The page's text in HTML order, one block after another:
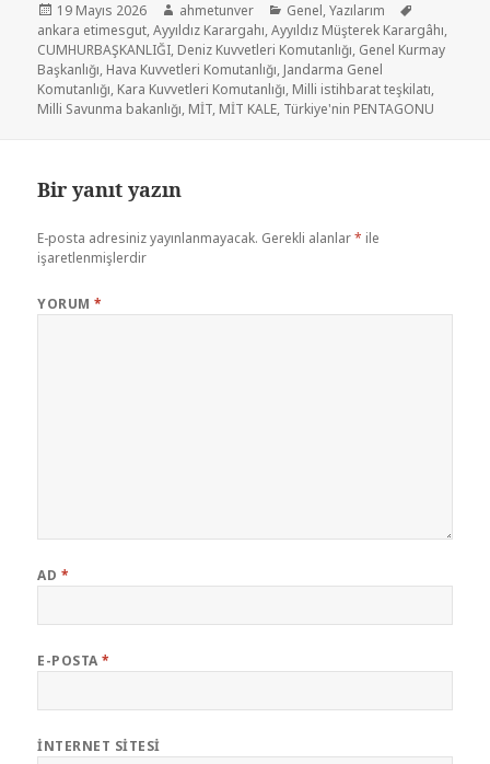
19 Mayıs 2026 ahmetunver Genel,Yazılarım
ankara etimesgut,Ayyıldız Karargahı,Ayyıldız Müşterek Karargâhı,
CUMHURBAŞKANLIĞI, Deniz Kuvvetleri Komutanlığı, Genel Kurmay
Başkanlığı, Hava Kuvvetleri Komutanlığı, Jandarma Genel
Komutanlığı, Kara Kuvvetleri Komutanlığı, Milli istihbarat teşkilatı,
Milli Savunma bakanlığı, MİT, MİT KALE, Türkiye'nin PENTAGONU
Bir yanıt yazın
E-posta adresiniz yayınlanmayacak. Gerekli alanlar* ile
işaretlenmişlerdir
YORUM*
AD *
E-POSTA*
İNTERNET SITESI